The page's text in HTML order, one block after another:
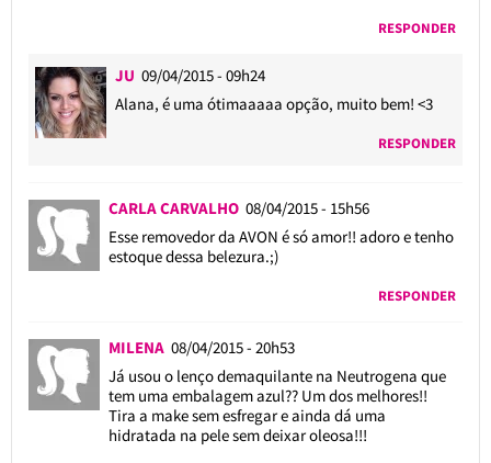
RESPONDER
JU 09/04/2015 - 09h24
Alana, é uma ótimaaaaa opção, muito bem! <3
RESPONDER
CARLA CARVALHO 08/04/2015 - 15h56
Esse removedor da AVON é só amor!! adoro e tenho
estoque dessa belezura.;)
RESPONDER
MILENA 08/04/2015 - 20h53
Já usou o lenço demaquilante na Neutrogena que
tem uma embalagem azul?? Um dos melhores!!
Tira a make sem esfregar e ainda dá uma
hidratada na pele sem deixar oleosa!!!